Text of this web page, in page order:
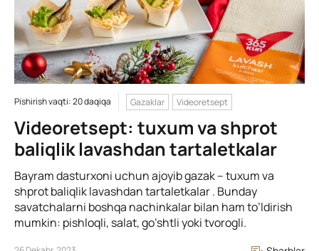
Pishirish vaqti: 20 daqiqa Gazaklar Videoretsept
Videoretsept: tuxum va shprot
baliqlik lavashdan tartaletkalar
Bayram dasturxoni uchun ajoyib gazak – tuxum va
shprot baliqlik lavashdan tartaletkalar . Bunday
savatchalarni boshqa nachinkalar bilan ham to’ldirish
mumkin: pishloqli, salat, go’shtli yoki tvorogli.